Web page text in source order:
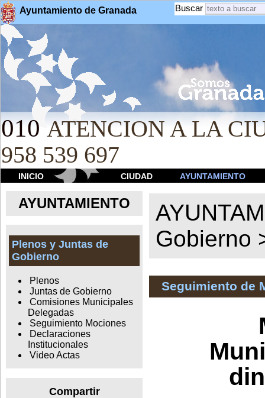
Ayuntamiento de Granada Buscar
010 ATENCION A LA
958 539 697
INICIO CIUDAD AYUNTAMIENTO
AYUNTAMIENTO
Plenos y Juntas de
Gobierno
Plenos
Juntas de Gobierno
Comisiones Municipales
Delegadas
Seguimiento Mociones
Declaraciones
Institucionales
Video Actas
Compartir
Gobierno
Seguimiento de